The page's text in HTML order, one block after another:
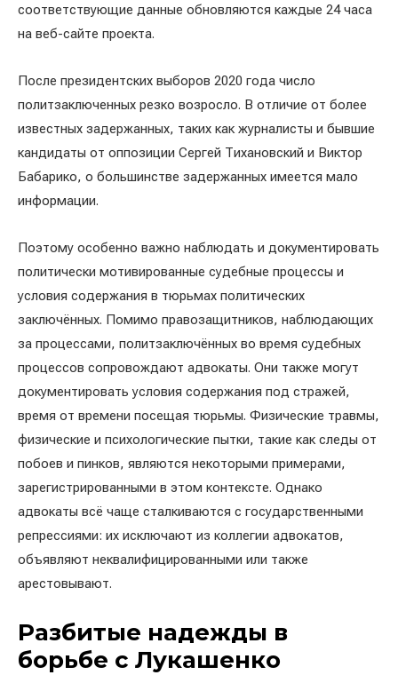
соответствующие данные обновляются каждые 24 часа
на веб-сайте проекта.
После президентских выборов 2020 года число
политзаключенных резко возросло. В отличие от более
известных задержанных, таких как журналисты и бывшие
кандидаты от оппозиции Сергей Тихановский и Виктор
Бабарико, о большинстве задержанных имеется мало
информации.
Поэтому особенно важно наблюдать и документировать
политически мотивированные судебные процессы и
условия содержания в тюрьмах политических
заключённых. Помимо правозащитников, наблюдающих
за процессами, политзаключённых во время судебных
процессов сопровождают адвокаты. Они также могут
документировать условия содержания под стражей,
время от времени посещая тюрьмы. Физические травмы,
физические и психологические пытки, такие как следы от
побоев и пинков, являются некоторыми примерами,
зарегистрированными в этом контексте. Однако
адвокаты всё чаще сталкиваются с государственными
репрессиями: их исключают из коллегии адвокатов,
объявляют неквалифицированными или также
арестовывают.
Разбитые надежды в
борьбе с Лукашенко